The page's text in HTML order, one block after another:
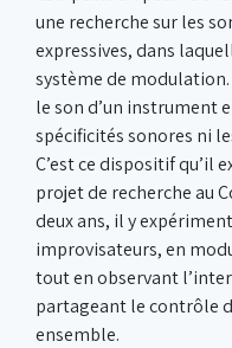
une recherche sur les
expressives, dans
système de
le son d’un instrument
spécificités sonores ni
C’est ce dispositif qu’il
projet de recherche au
deux ans, il y
improvisateurs, en
tout en observant
partageant le contrôle
ensemble.